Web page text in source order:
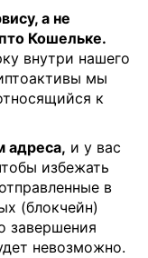
а не
Кошельке.
внутри нашего
мы
к
адреса, и у вас
избежать
в
(блокчейн)
завершения
невозможно.